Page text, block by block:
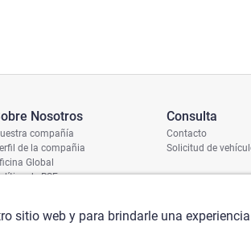
Nosotros
compañía
de la compañia
Global
de RSE
Consulta
Contacto
Solicitud de
sitio web y para brindarle una